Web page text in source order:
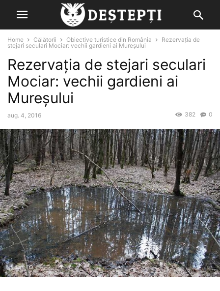
Home Călătorii Obiective turistice din România
Rezervația de
stejari seculari Mociar: vechii gardieni ai Mureșului
Rezervația de stejari seculari
Mociar: vechii gardieni ai
Mureșului
aug. 4, 2016 0
382